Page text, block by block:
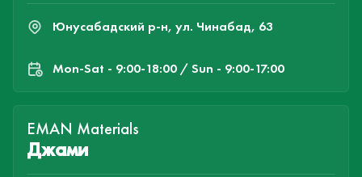
Юнусабадский р-н, ул. Чинабад, 63
Mon-Sat - 9:00-18:00 / Sun - 9:00-17:00
EMAN Materials
Джами